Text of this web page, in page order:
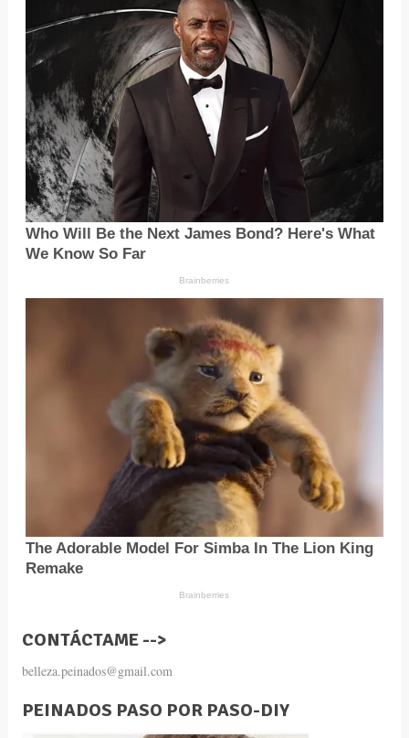
CONTÁCTAME -->
belleza.peinados@gmail.com
PEINADOS PASO POR PASO-DIY